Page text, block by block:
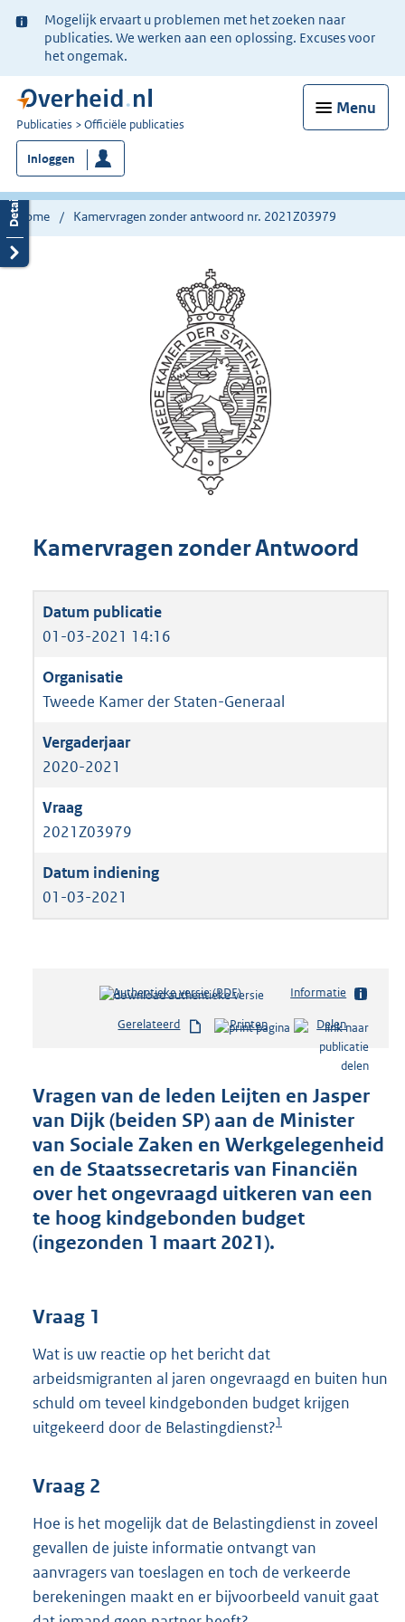
Ter
informatie:
Mogelijk ervaart u problemen met het zoeken naar
publicaties. We werken aan een oplossing. Excuses voor
het ongemak.
Menu
U
bent
nu
hier:
Publicaties Officiële publicaties
Inloggen
Home Kamervragen zonder antwoord nr. 2021Z03979
Kamervragen zonder Antwoord
01-03-2021 14:16
Tweede Kamer der Staten-Generaal
2020-2021
2021Z03979
01-03-2021
Authentieke versie (PDF)b
s
n
d
s
g
r
o
o
t
t
b
Informatie
Gerelateerd Printen Delen
Vragen van de leden Leijten en Jasper
van Dijk (beiden SP) aan de Minister
van Sociale Zaken en Werkgelegenheid
en de Staatssecretaris van Financiën
over het ongevraagd uitkeren van een
te hoog kindgebonden budget
(ingezonden 1 maart 2021).
Vraag 1
Wat is uw reactie op het bericht dat
arbeidsmigranten al jaren ongevraagd en buiten hun
schuld om teveel kindgebonden budget krijgen
uitgekeerd door de Belastingdienst?1
Vraag 2
Hoe is het mogelijk dat de Belastingdienst in zoveel
gevallen de juiste informatie ontvangt van
aanvragers van toeslagen en toch de verkeerde
berekeningen maakt en er bijvoorbeeld vanuit gaat